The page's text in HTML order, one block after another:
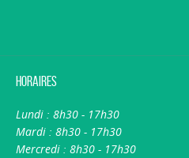
Horaires
Lundi : 8h30 - 17h30
Mardi : 8h30 - 17h30
Mercredi : 8h30 - 17h30